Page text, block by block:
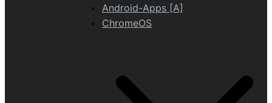
Android-Apps [A]
ChromeOS